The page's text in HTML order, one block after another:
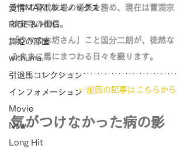
愛情MAX! ルミノックス
RIDE & HUG
舞姫の部屋
withuma.
引退馬コレクション
インフォメーション
Movie
New
Long Hit
かつて育成牧場の場長を務め、現在は曹洞宗
妙安寺の僧侶。
「ウマのお坊さん」こと国分二朗が、徒然な
るままに馬にまつわる日々を綴ります。
←前回の記事はこちらから
気がつけなかった病の影